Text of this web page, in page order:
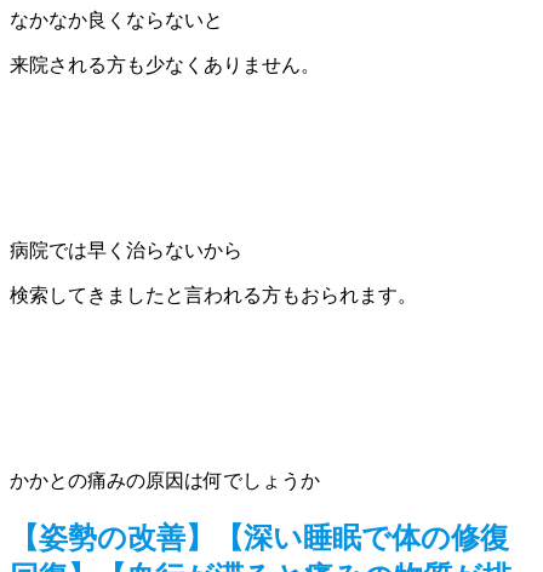
なかなか良くならないと
来院される方も少なくありません。
病院では早く治らないから
検索してきましたと言われる方もおられます。
かかとの痛みの原因は何でしょうか
【姿勢の改善】【深い睡眠で体の修復